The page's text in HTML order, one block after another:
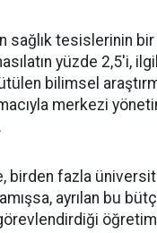
sağlık tesislerinin
yüzde 2,5'i,
bilimsel
merkezi
birden fazla
ayrılan bu
öğretim